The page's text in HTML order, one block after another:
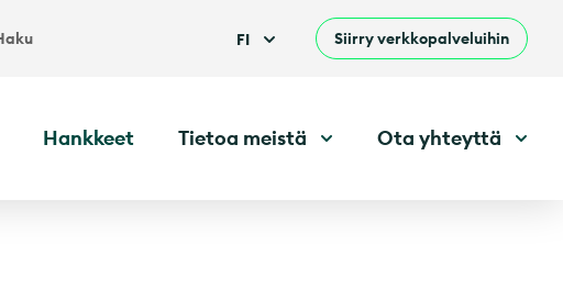
FI Siirry verkkopalveluihin
Hankkeet Tietoa meistä Ota yhteyttä